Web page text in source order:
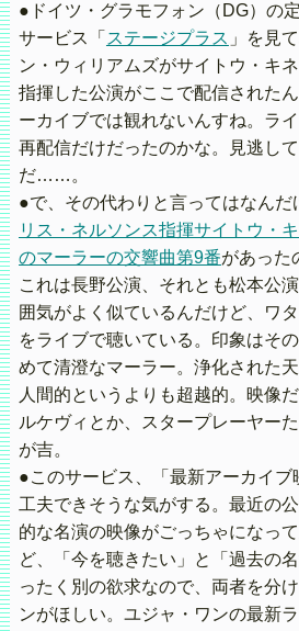
●ドイツ・グラモフォン（DG）の
サービス「 ステージプラス 」を見
ン・ウィリアムズがサイトウ・キ
指揮した公演がここで配信された
ーカイブでは観れないんすね。ラ
再配信だけだったのかな。見逃し
だ……。
●で、その代わりと言ってはなんだ
リス・ネルソンス指揮サイトウ・
のマーラーの交響曲第9番があった
これは長野公演、それとも松本公
囲気がよく似ているんだけど、ワ
をライブで聴いている。印象はそ
めて清澄なマーラー。浄化された
人間的というよりも超越的。映像
ルケヴィとか、スタープレーヤー
が吉。
●このサービス、「最新アーカイブ
工夫できそうな気がする。最近の
的な名演の映像がごっちゃになっ
ど、「今を聴きたい」と「過去の
ったく別の欲求なので、両者を分
ンがほしい。ユジャ・ワンの最新